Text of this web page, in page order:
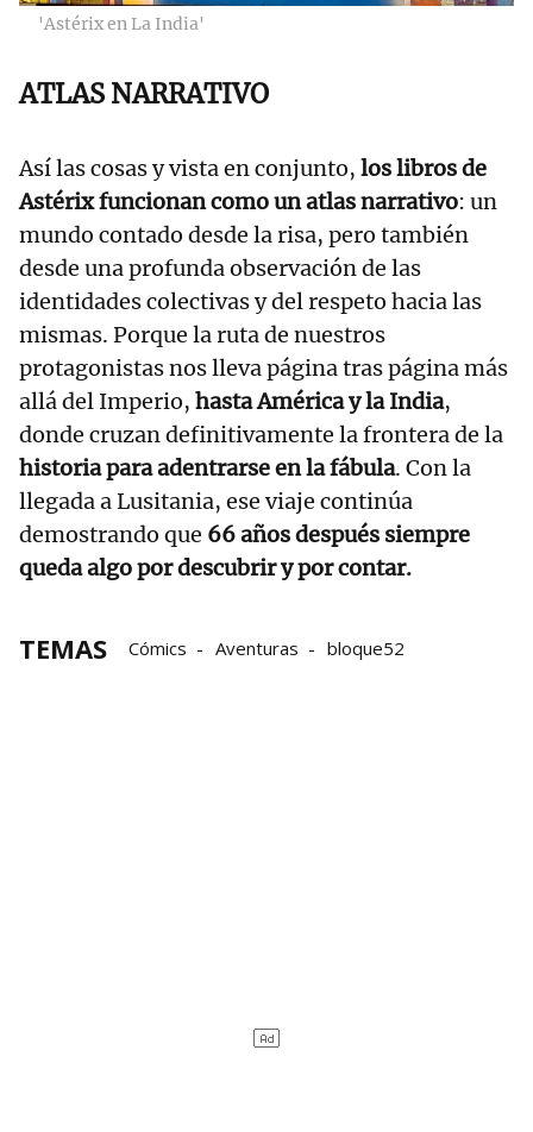
'Astérix en La India'
ATLAS NARRATIVO
Así las cosas y vista en conjunto, los libros de
Astérix funcionan como un atlas narrativo: un
mundo contado desde la risa, pero también
desde una profunda observación de las
identidades colectivas y del respeto hacia las
mismas. Porque la ruta de nuestros
protagonistas nos lleva página tras página más
allá del Imperio, hasta América y la India,
donde cruzan definitivamente la frontera de la
historia para adentrarse en la fábula. Con la
llegada a Lusitania, ese viaje continúa
demostrando que 66 años después siempre
queda algo por descubrir y por contar.
TEMAS Cómics Aventuras bloque52